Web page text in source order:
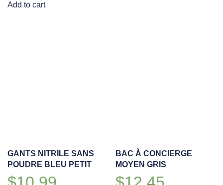
Add to cart
GANTS NITRILE SANS
POUDRE BLEU PETIT
BAC À CONCIERGE
MOYEN GRIS